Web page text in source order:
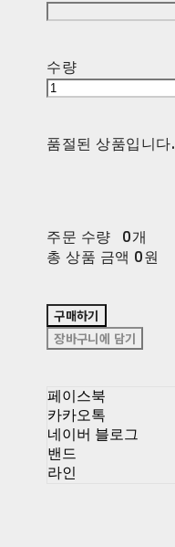
수량
품절된 상품입니다.
주문 수량
0개
총 상품 금액 0원
구매하기
장바구니에 담기
페이스북
카카오톡
네이버 블로그
밴드
라인